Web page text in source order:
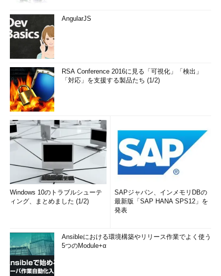
AngularJS
RSA Conference 2016に見る「可視化」「検出」
「対応」を支援する製品たち (1/2)
Windows 10のトラブルシューテ
ィング、まとめました (1/2)
SAPジャパン、インメモリDBの
最新版「SAP HANA SPS12」を
発表
Ansibleにおける環境構築やリリース作業でよく使う
5つのModule+α